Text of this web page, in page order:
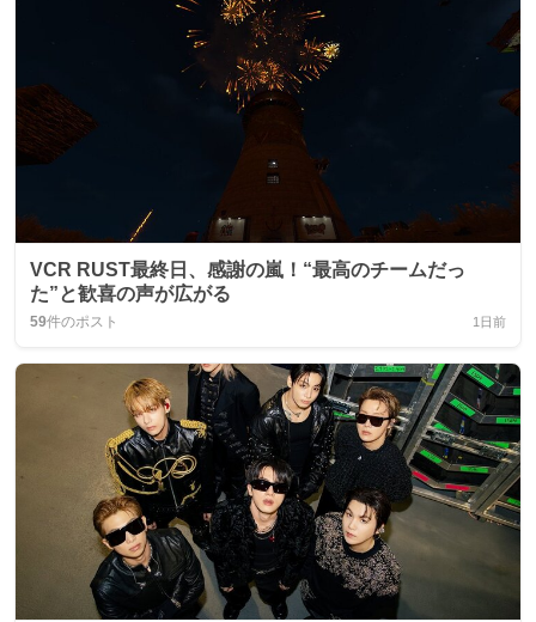
VCR RUST最終日、感謝の嵐！“最高のチームだっ
た”と歓喜の声が広がる
59件のポスト 1日前